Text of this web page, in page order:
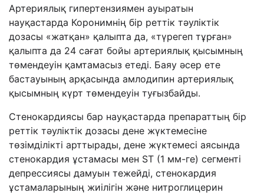
Артериялық гипертензиямен ауыратын
науқастарда Коронимнің бір реттік тәуліктік
дозасы «жатқан» қалыпта да, «түрегеп тұрған»
қалыпта да 24 сағат бойы артериялық қысымның
төмендеуін қамтамасыз етеді. Баяу әсер ете
бастауының арқасында амлодипин артериялық
қысымның күрт төмендеуін туғызбайды.
Стенокардиясы бар науқастарда препараттың бір
реттік тәуліктік дозасы дене жүктемесіне
төзімділікті арттырады, дене жүктемесі аясында
стенокардия ұстамасы мен ST (1 мм-ге) сегменті
депрессиясы дамуын тежейді, стенокардия
ұстамаларының жиілігін және нитроглицерин